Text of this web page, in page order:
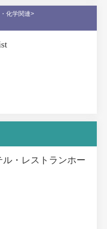
化学関連>
ル・レストランホー